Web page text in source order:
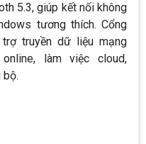
5.3, giúp kết nối không
tương thích. Cổng
truyền dữ liệu mạng
làm việc cloud,
bộ.